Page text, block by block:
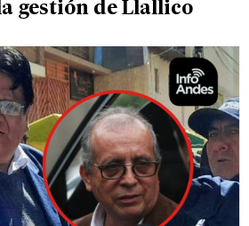
gestión de Llallico